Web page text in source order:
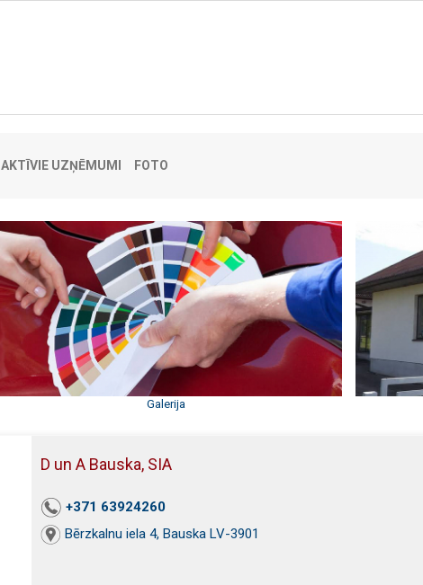
AKTĪVIE UZŅĒMUMI FOTO
Galerija
D un A Bauska, SIA
+371 63924260
Bērzkalnu iela 4, Bauska LV-3901